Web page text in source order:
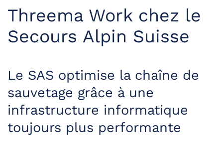
Threema Work chez le
Secours Alpin Suisse
Le SAS optimise la chaîne de
sauvetage grâce à une
infrastructure informatique
toujours plus performante